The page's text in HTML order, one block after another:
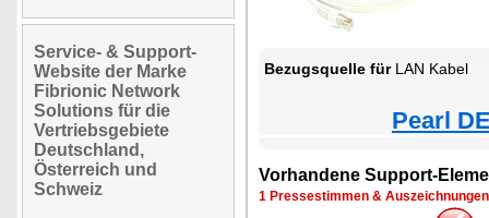
Service- & Support-
Website der Marke
Fibrionic Network
Solutions für die
Vertriebsgebiete
Deutschland,
Österreich und
Schweiz
Bezugsquelle fürLAN Kabel
Pearl
Vorhandene Support-
1 Pressestimmen & Auszeichnungen